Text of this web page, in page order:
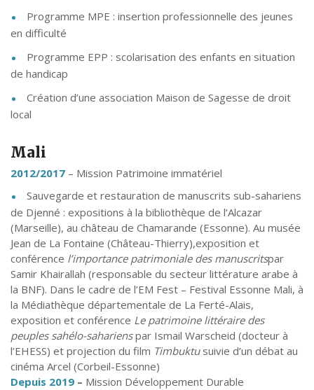
Programme MPE : insertion professionnelle des jeunes
en difficulté
Programme EPP : scolarisation des enfants en situation
de handicap
Création d’une association Maison de Sagesse de droit
local
Mali
2012/2017 – Mission Patrimoine immatériel
Sauvegarde et restauration de manuscrits sub-sahariens
de Djenné : expositions à la bibliothèque de l’Alcazar
(Marseille), au château de Chamarande (Essonne). Au musée
Jean de La Fontaine (Château-Thierry),exposition et
conférence l’importance patrimoniale des manuscritspar
Samir Khairallah (responsable du secteur littérature arabe à
la BNF). Dans le cadre de l’EM Fest – Festival Essonne Mali, à
la Médiathèque départementale de La Ferté-Alais,
exposition et conférence Le patrimoine littéraire des
peuples sahélo-saharienspar Ismail Warscheid (docteur à
l’EHESS) et projection du film Timbuktusuivie d’un débat au
cinéma Arcel (Corbeil-Essonne)
Depuis 2019 – Mission Développement Durable